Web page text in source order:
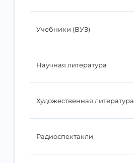
Учебники (ВУЗ)
Научная литература
Художественная литература
Радиоспектакли